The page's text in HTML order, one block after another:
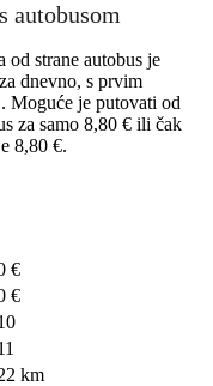
autobusom
od strane autobus je
dnevno, s prvim
Moguće je putovati od
za samo 8,80 € ili čak
8,80 €.
€
€
km